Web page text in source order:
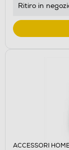
Ritiro in
ACCESSORI